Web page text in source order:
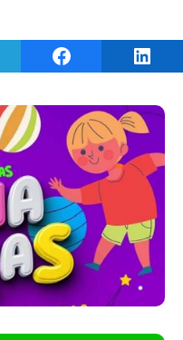
on TelegramShare on Facebook